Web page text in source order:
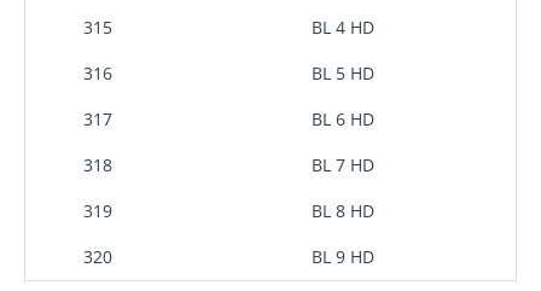
315
BL 4 HD
316
BL 5 HD
317
BL 6 HD
318
BL 7 HD
319
BL 8 HD
320
BL 9 HD